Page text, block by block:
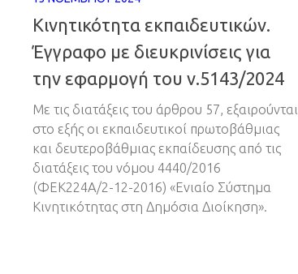
Κινητικότητα εκπαιδευτικών.
Έγγραφο με διευκρινίσεις για
την εφαρμογή του ν.5143/2024
Με τις διατάξεις του άρθρου 57, εξαιρούνται
στο εξής οι εκπαιδευτικοί πρωτοβάθμιας
και δευτεροβάθμιας εκπαίδευσης από τις
διατάξεις του νόμου 4440/2016
(ΦΕΚ224Α/2-12-2016) «Ενιαίο Σύστημα
Κινητικότητας στη Δημόσια Διοίκηση».